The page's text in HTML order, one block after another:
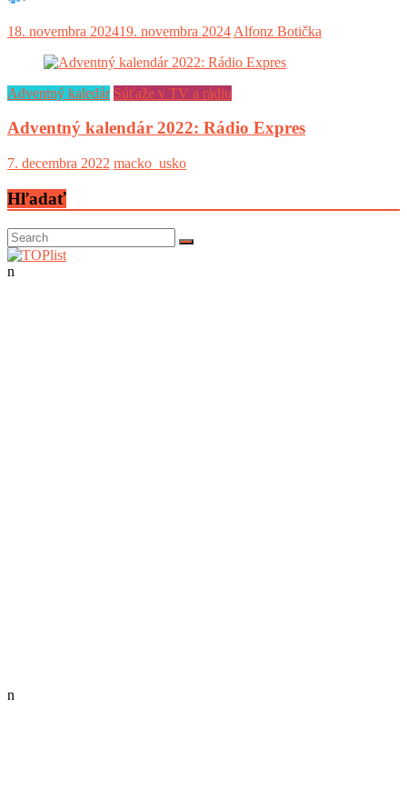
18. novembra 202419. novembra 2024 Alfonz Botička
Adventný kaledár Súťaže v TV a rádiu
Adventný kalendár 2022: Rádio Expres
7. decembra 2022 macko_usko
Hľadať
n
n